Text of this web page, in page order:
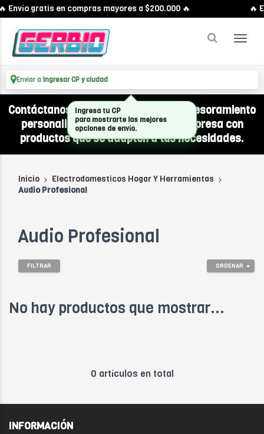
Envío gratis en compras mayores a $200.000 🔥 🔥
Enviar a Ingresar CP y ciudad
Contáctanos por WhatsApp y recibí asesoramiento
personalizado para equipar a tu empresa con
productos que se adapten a tus necesidades.
Inicio
Electrodomesticos Hogar Y Herramientas
Audio Profesional
Audio Profesional
ORDENAR
FILTRAR
No hay productos que mostrar...
0 artículos en total
INFORMACIÓN
Ingresa tu CP
para mostrarte las mejores
opciones de envío.